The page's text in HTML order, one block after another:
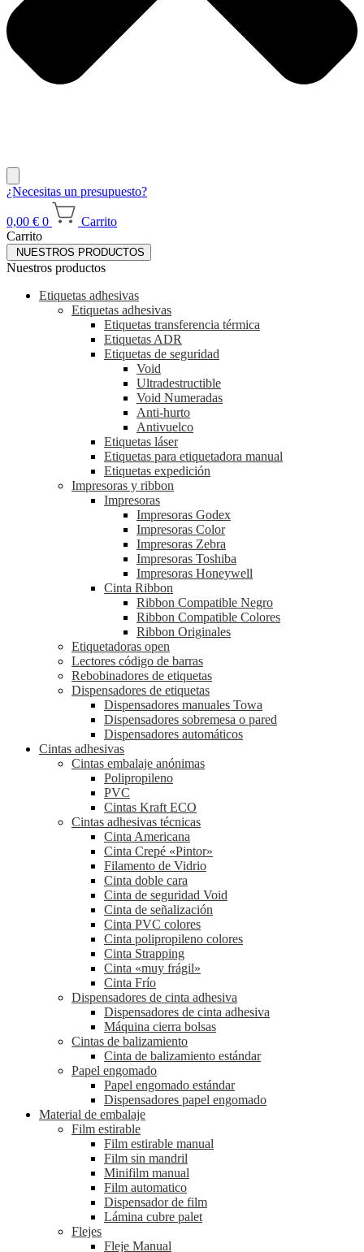
¿Necesitas un presupuesto?
0,00 € 0
Carrito
Carrito
NUESTROS PRODUCTOS
Nuestros productos
Etiquetas adhesivas
Etiquetas adhesivas
Etiquetas transferencia térmica
Etiquetas ADR
Etiquetas de seguridad
Void
Ultradestructible
Void Numeradas
Anti-hurto
Antivuelco
Etiquetas láser
Etiquetas para etiquetadora manual
Etiquetas expedición
Impresoras y ribbon
Impresoras
Impresoras Godex
Impresoras Color
Impresoras Zebra
Impresoras Toshiba
Impresoras Honeywell
Cinta Ribbon
Ribbon Compatible Negro
Ribbon Compatible Colores
Ribbon Originales
Etiquetadoras open
Lectores código de barras
Rebobinadores de etiquetas
Dispensadores de etiquetas
Dispensadores manuales Towa
Dispensadores sobremesa o pared
Dispensadores automáticos
Cintas adhesivas
Cintas embalaje anónimas
Polipropileno
PVC
Cintas Kraft ECO
Cintas adhesivas técnicas
Cinta Americana
Cinta Crepé «Pintor»
Filamento de Vidrio
Cinta doble cara
Cinta de seguridad Void
Cinta de señalización
Cinta PVC colores
Cinta polipropileno colores
Cinta Strapping
Cinta «muy frágil»
Cinta Frío
Dispensadores de cinta adhesiva
Dispensadores de cinta adhesiva
Máquina cierra bolsas
Cintas de balizamiento
Cinta de balizamiento estándar
Papel engomado
Papel engomado estándar
Dispensadores papel engomado
Material de embalaje
Film estirable
Film estirable manual
Film sin mandril
Minifilm manual
Film automatico
Dispensador de film
Lámina cubre palet
Flejes
Fleje Manual